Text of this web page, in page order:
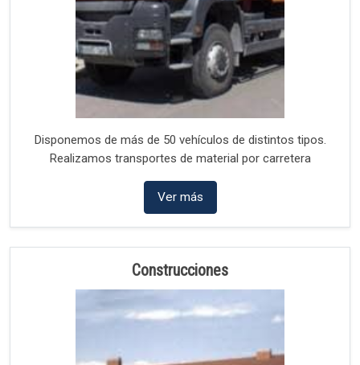
Disponemos de más de 50 vehículos de distintos tipos.
Realizamos transportes de material por carretera
Ver más
Construcciones